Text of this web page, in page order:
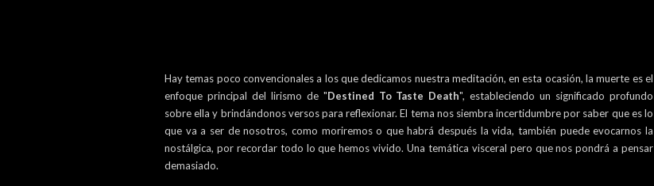
Hay temas poco convencionales a los que dedicamos nuestra meditación, en esta ocasión, la muerte es el
enfoque principal del lirismo de "Destined To Taste Death", estableciendo un significado profundo
sobre ella y brindándonos versos para reflexionar. El tema nos siembra incertidumbre por saber que es lo
que va a ser de nosotros, como moriremos o que habrá después la vida, también puede evocarnos la
nostálgica, por recordar todo lo que hemos vivido. Una temática visceral pero que nos pondrá a pensar
demasiado.